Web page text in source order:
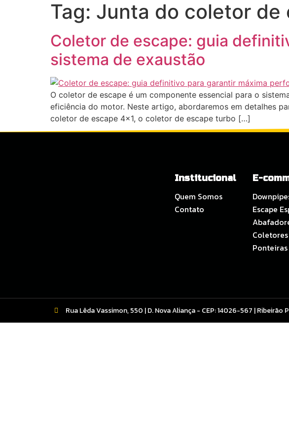
Tag: Junta do coletor de
Coletor de escape: guia
sistema de exaustão
O coletor de escape é um componente essencial para o
eficiência do motor. Neste artigo, abordaremos em detalhes
coletor de escape 4×1, o coletor de escape turbo […]
Institucional
Quem Somos
Contato
E-
Escape
Coletores
Ponteiras
Rua Lêda Vassimon, 550 | D. Nova Aliança - CEP: 14026-567 | Ribeirão